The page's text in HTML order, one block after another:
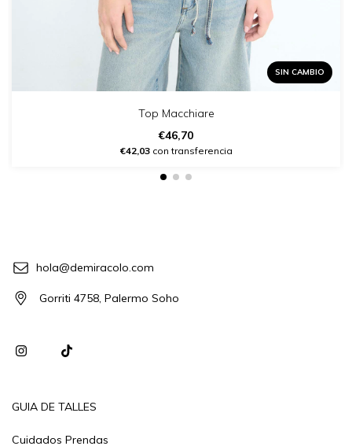
SIN CAMBIO
Top Macchiare
€46,70
€42,03con transferencia
hola@demiracolo.com
Gorriti 4758, Palermo Soho
GUIA DE TALLES
Cuidados Prendas